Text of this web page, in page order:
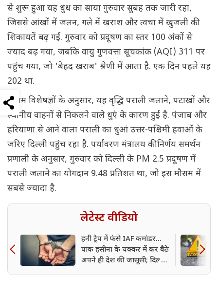
से शुरू हुआ यह धुंध का साया गुरुवार सुबह तक जारी रहा,
जिससे आंखों में जलन, गले में खराश और त्वचा में खुजली की
शिकायतें बढ़ गईं. गुरुवार को प्रदूषण का स्तर 100 अंकों से
ज्याद बढ़ गया, जबकि वायु गुणवत्ता सूचकांक (AQI) 311 पर
पहुंच गया, जो 'बेहद खराब' श्रेणी में आता है. एक दिन पहले यह
202 था.
मौसम विशेषज्ञों के अनुसार, यह वृद्धि पराली जलाने, पटाखों और
स्थानीय वाहनों से निकलने वाले धुएं के कारण हुई है. पंजाब और
हरियाणा से आने वाला पराली का धुआं उत्तर-पश्चिमी हवाओं के
जरिए दिल्ली पहुंच रहा है. पर्यावरण मंत्रालय की निर्णय समर्थन
प्रणाली के अनुसार, गुरुवार को दिल्ली के PM 2.5 प्रदूषण में
पराली जलाने का योगदान 9.48 प्रतिशत था, जो इस मौसम में
सबसे ज्यादा है.
लेटेस्ट वीडियो
हनी ट्रैप में फंसे IAF कमांडर...
पाक हसीना के चक्कर में कर बैठे
अपने ही देश की जासूसी; दिल्ली